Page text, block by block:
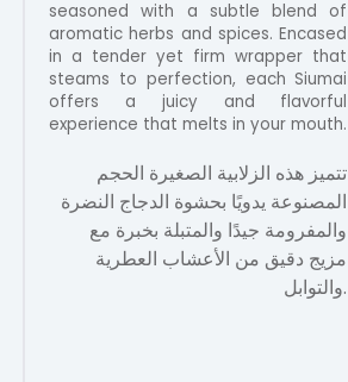
seasoned with a subtle blend of
aromatic herbs and spices. Encased
in a tender yet firm wrapper that
steams to perfection, each Siumai
offers a juicy and flavorful
experience that melts in your mouth.
تتميز هذه الزلابية الصغيرة الحجم
المصنوعة يدويًا بحشوة الدجاج النضرة
والمفرومة جيدًا والمتبلة بخبرة مع
مزيج دقيق من الأعشاب العطرية
والتوابل.